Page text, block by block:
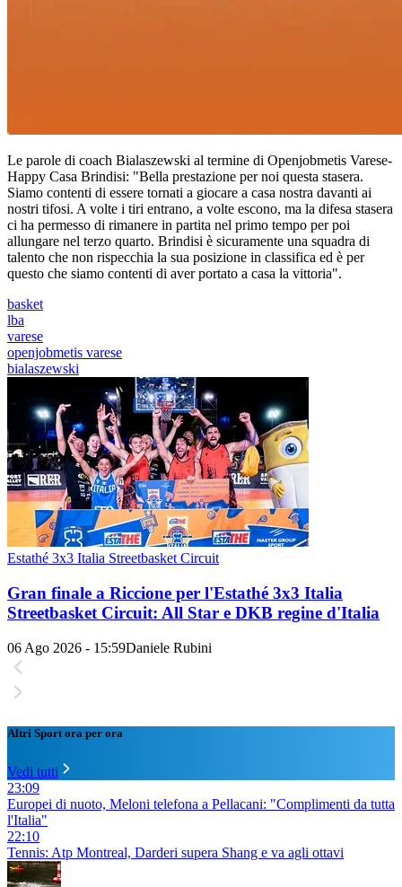
Le parole di coach Bialaszewski al termine di Openjobmetis Varese-
Happy Casa Brindisi: "Bella prestazione per noi questa stasera.
Siamo contenti di essere tornati a giocare a casa nostra davanti ai
nostri tifosi. A volte i tiri entrano, a volte escono, ma la difesa stasera
ci ha permesso di rimanere in partita nel primo tempo per poi
allungare nel terzo quarto. Brindisi è sicuramente una squadra di
talento che non rispecchia la sua posizione in classifica ed è per
questo che siamo contenti di aver portato a casa la vittoria".
basket
lba
varese
openjobmetis varese
bialaszewski
Estathé 3x3 Italia Streetbasket Circuit
Gran finale a Riccione per l'Estathé 3x3 Italia
Streetbasket Circuit: All Star e DKB regine d'Italia
06 Ago 2026 - 15:59Daniele Rubini
Altri Sport ora per ora
Vedi tutti
23:09
Europei di nuoto, Meloni telefona a Pellacani: "Complimenti da tutta
l'Italia"
22:10
Tennis: Atp Montreal, Darderi supera Shang e va agli ottavi